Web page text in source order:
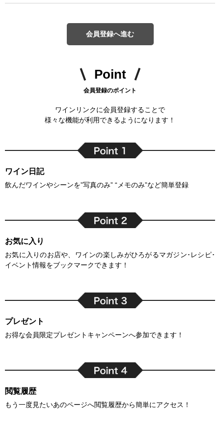
会員登録へ進む
Point
会員登録のポイント
ワインリンクに会員登録することで
様々な機能が利用できるようになります！
ワイン日記
飲んだワインやシーンを”写真のみ” “メモのみ”など簡単登録
お気に入り
お気に入りのお店や、ワインの楽しみがひろがるマガジン･レシピ･
イベント情報をブックマークできます！
プレゼント
お得な会員限定プレゼントキャンペーンへ参加できます！
閲覧履歴
もう一度見たいあのページへ閲覧履歴から簡単にアクセス！